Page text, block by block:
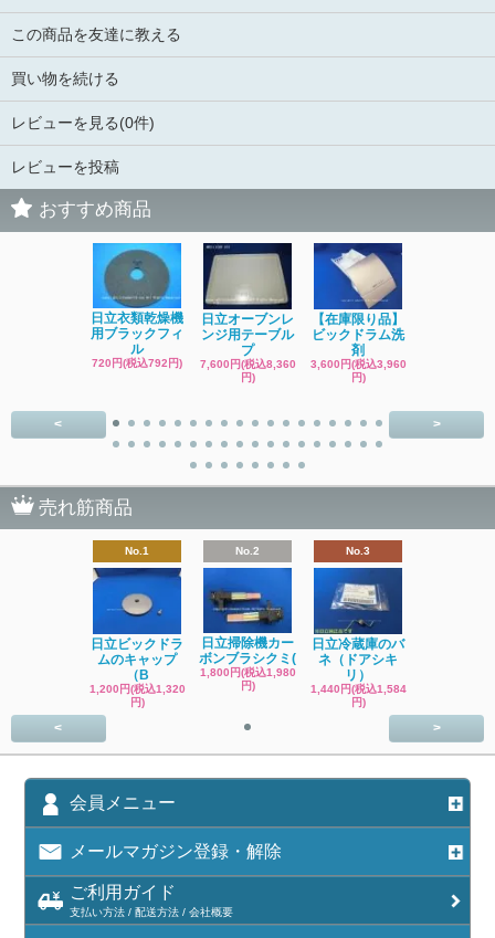
この商品を友達に教える
買い物を続ける
レビューを見る(0件)
レビューを投稿
おすすめ商品
日立衣類乾燥機
用ブラックフィ
ル
720円(税込792円)
日立オーブンレ
ンジ用テーブル
プ
7,600円(税込8,360
円)
【在庫限り品】
ビックドラム洗
剤
3,600円(税込3,960
円)
< >
売れ筋商品
No.1
日立ビックドラ
ムのキャップ
（B
1,200円(税込1,320
円)
No.2
日立掃除機カー
ボンブラシクミ(
1,800円(税込1,980
円)
No.3
日立冷蔵庫のバ
ネ（ドアシキ
リ）
1,440円(税込1,584
円)
< >
会員メニュー
メールマガジン登録・解除
ご利用ガイド
支払い方法 / 配送方法 / 会社概要